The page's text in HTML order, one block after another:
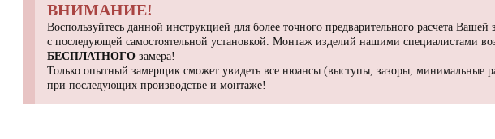
ВНИМАНИЕ!
Воспользуйтесь данной инструкцией для более точного предварительного расчета
с последующей самостоятельной установкой. Монтаж изделий нашими специалистами
БЕСПЛАТНОГО замера!
Только опытный замерщик сможет увидеть все нюансы (выступы, зазоры, минимальные
при последующих производстве и монтаже!